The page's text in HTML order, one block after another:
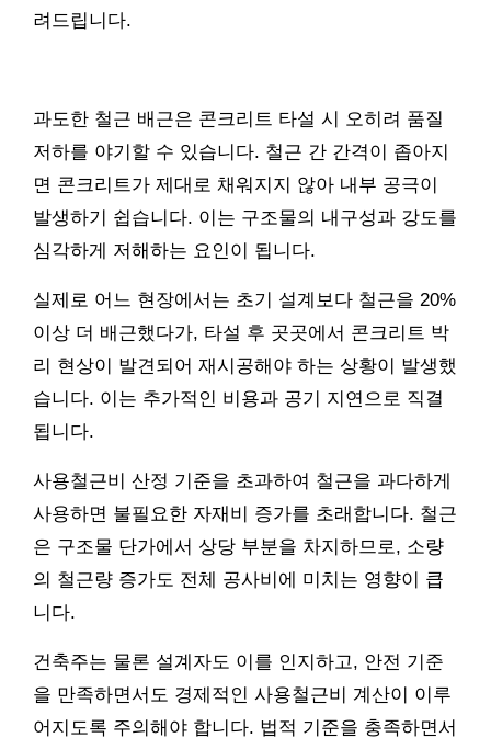
려드립니다.
과도한 철근 배근은 콘크리트 타설 시 오히려 품질
저하를 야기할 수 있습니다. 철근 간 간격이 좁아지
면 콘크리트가 제대로 채워지지 않아 내부 공극이
발생하기 쉽습니다. 이는 구조물의 내구성과 강도를
심각하게 저해하는 요인이 됩니다.
실제로 어느 현장에서는 초기 설계보다 철근을 20%
이상 더 배근했다가, 타설 후 곳곳에서 콘크리트 박
리 현상이 발견되어 재시공해야 하는 상황이 발생했
습니다. 이는 추가적인 비용과 공기 지연으로 직결
됩니다.
사용철근비 산정 기준을 초과하여 철근을 과다하게
사용하면 불필요한 자재비 증가를 초래합니다. 철근
은 구조물 단가에서 상당 부분을 차지하므로, 소량
의 철근량 증가도 전체 공사비에 미치는 영향이 큽
니다.
건축주는 물론 설계자도 이를 인지하고, 안전 기준
을 만족하면서도 경제적인 사용철근비 계산이 이루
어지도록 주의해야 합니다. 법적 기준을 충족하면서